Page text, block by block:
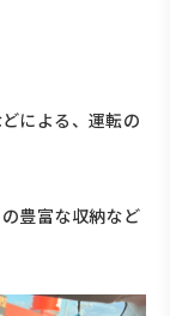
による、運転の
豊富な収納など